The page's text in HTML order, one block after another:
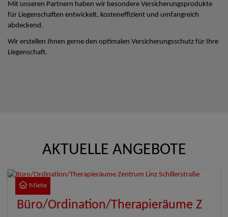
Mit unseren Partnern haben wir besondere Versicherungsprodukte
für Liegenschaften entwickelt, kosteneffizient und umfangreich
abdeckend.
Wir erstellen Ihnen gerne den optimalen Versicherungsschutz für Ihre
Liegenschaft.
AKTUELLE ANGEBOTE
Miete